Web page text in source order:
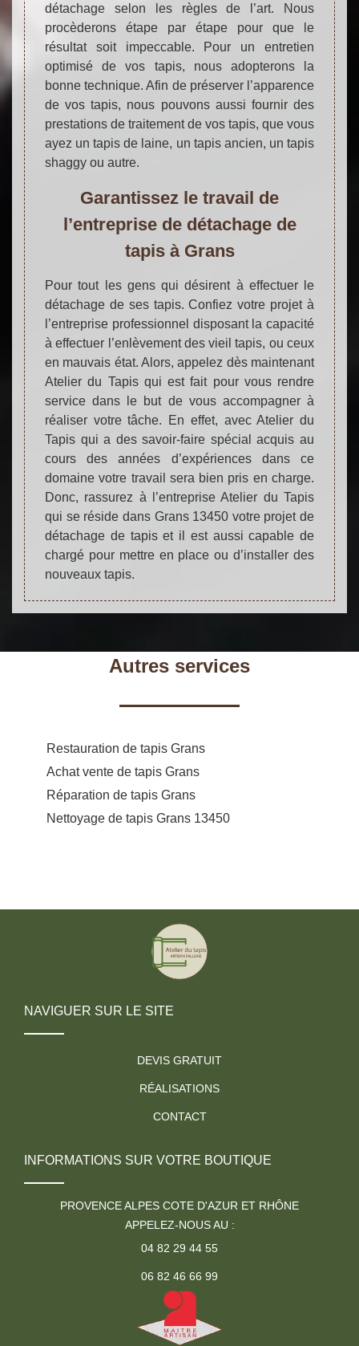
détachage selon les règles de l’art. Nous
procèderons étape par étape pour que le
résultat soit impeccable. Pour un entretien
optimisé de vos tapis, nous adopterons la
bonne technique. Afin de préserver l’apparence
de vos tapis, nous pouvons aussi fournir des
prestations de traitement de vos tapis, que vous
ayez un tapis de laine, un tapis ancien, un tapis
shaggy ou autre.
Garantissez le travail de
l’entreprise de détachage de
tapis à Grans
Pour tout les gens qui désirent à effectuer le
détachage de ses tapis. Confiez votre projet à
l’entreprise professionnel disposant la capacité
à effectuer l’enlèvement des vieil tapis, ou ceux
en mauvais état. Alors, appelez dès maintenant
Atelier du Tapis qui est fait pour vous rendre
service dans le but de vous accompagner à
réaliser votre tâche. En effet, avec Atelier du
Tapis qui a des savoir-faire spécial acquis au
cours des années d’expériences dans ce
domaine votre travail sera bien pris en charge.
Donc, rassurez à l’entreprise Atelier du Tapis
qui se réside dans Grans 13450 votre projet de
détachage de tapis et il est aussi capable de
chargé pour mettre en place ou d’installer des
nouveaux tapis.
Autres services
Restauration de tapis Grans
Achat vente de tapis Grans
Réparation de tapis Grans
Nettoyage de tapis Grans 13450
NAVIGUER SUR LE SITE
DEVIS GRATUIT
RÉALISATIONS
CONTACT
INFORMATIONS SUR VOTRE BOUTIQUE
PROVENCE ALPES COTE D'AZUR ET RHÔNE
APPELEZ-NOUS AU :
04 82 29 44 55
06 82 46 66 99